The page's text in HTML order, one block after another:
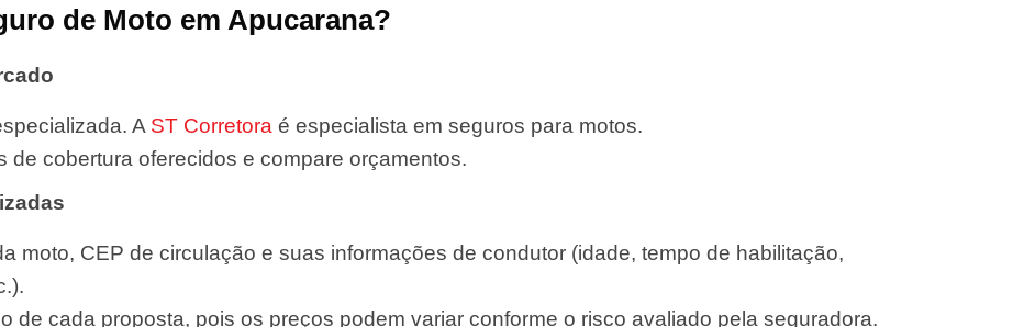
de Moto em Apucarana?
A ST Corretora é especialista em seguros para motos.
de cobertura oferecidos e compare orçamentos.
moto, CEP de circulação e suas informações de condutor (idade, tempo de habilitação,
de cada proposta, pois os preços podem variar conforme o risco avaliado pela seguradora.